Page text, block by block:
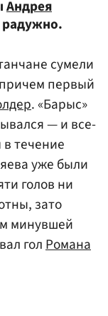
Андрея
радужно.
сумели
первый
. «Барыс»
— и все-
течение
уже были
голов ни
зато
минувшей
голРомана